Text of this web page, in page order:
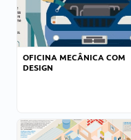
OFICINA MECÂNICA COM
DESIGN